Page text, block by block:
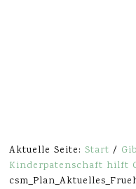
Aktuelle Seite:Start /
Kinderpatenschaft hilft